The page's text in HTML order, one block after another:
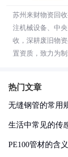
苏州来财物资回
注机械设备、中
收，深耕废旧物
置资质，致力为
热门文章
无缝钢管的常用
生活中常见的传
PE100管材的含